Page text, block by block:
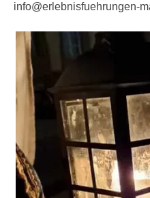
info@erlebnisfuehrungen-